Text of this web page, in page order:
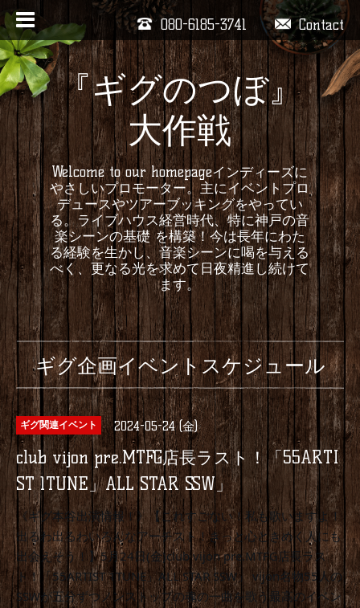
Contact
080-6185-3741
『ギグのつぼ』
大作戦
Welcome to our homepageインディーズに
やさしいプロモーター。主にイベントプロ
デュースやツアーブッキングをやってい
る。ライブハウス経営時代、特に神戸の音
楽シーンの基礎 を構築！今は長年にわた
る経験を生かし、音楽シーンに喝を与える
べく、更なる光を求めて日夜精進し続けて
ます。
ギグ企画イベントスケジュール
ギグ関連イベント 2024-05-24 (金)
club vijon pre.MTFG店長ラスト！「55ARTI
ST 1TUNE」ALL STAR SSW」
《ギグ本谷出演情報！》【これすごない！私も歌いますよ！
出るわ出るわいろんなアーチスト！きっと心ときめく人にも
出会えそう！】5月24日(金)club vijon pre.MTFG店長ラス
ト！「55ARTIST 1TUNE」ALL STAR SSW」 vijon名物55人の
SSWが五分ずつノンストップの魂の一曲を歌う最高のイベン